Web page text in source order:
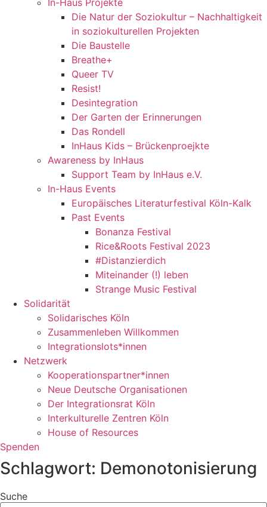
In-Haus Projekte
Die Natur der Soziokultur – Nachhaltigkeit
in soziokulturellen Projekten
Die Baustelle
Breathe+
Queer TV
Resist!
Desintegration
Der Garten der Erinnerungen
Das Rondell
InHaus Kids – Brückenproejkte
Awareness by InHaus
Support Team by InHaus e.V.
In-Haus Events
Europäisches Literaturfestival Köln-Kalk
Past Events
Bonanza Festival
Rice&Roots Festival 2023
#Distanzierdich
Miteinander (!) leben
Strange Music Festival
Solidarität
Solidarisches Köln
Zusammenleben Willkommen
Integrationslots*innen
Netzwerk
Kooperationspartner*innen
Neue Deutsche Organisationen
Der Integrationsrat Köln
Interkulturelle Zentren Köln
House of Resources
Spenden
Schlagwort: Demonotonisierung
Suche